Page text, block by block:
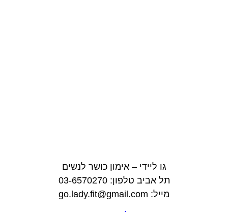
גו ליידי – אימון כושר לנשים
תל אביב טלפון: 03-6570270
מייל: go.lady.fit@gmail.com